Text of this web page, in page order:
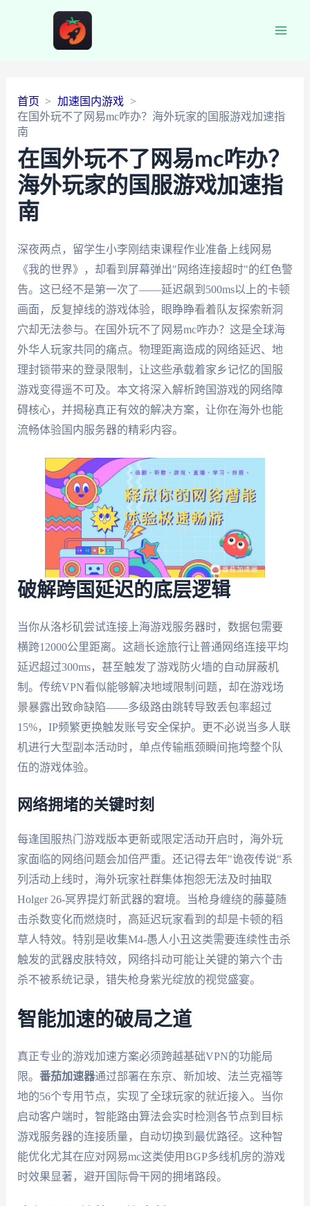
首页
加速国内游戏
在国外玩不了网易mc咋办？海外玩家的国服游戏加速指
南
在国外玩不了网易mc咋办？
海外玩家的国服游戏加速指
南
深夜两点，留学生小李刚结束课程作业准备上线网易
《我的世界》，却看到屏幕弹出"网络连接超时"的红色警
告。这已经不是第一次了——延迟飙到500ms以上的卡顿
画面，反复掉线的游戏体验，眼睁睁看着队友探索新洞
穴却无法参与。在国外玩不了网易mc咋办？这是全球海
外华人玩家共同的痛点。物理距离造成的网络延迟、地
理封锁带来的登录限制，让这些承载着家乡记忆的国服
游戏变得遥不可及。本文将深入解析跨国游戏的网络障
碍核心，并揭秘真正有效的解决方案，让你在海外也能
流畅体验国内服务器的精彩内容。
破解跨国延迟的底层逻辑
当你从洛杉矶尝试连接上海游戏服务器时，数据包需要
横跨12000公里距离。这趟长途旅行让普通网络连接平均
延迟超过300ms，甚至触发了游戏防火墙的自动屏蔽机
制。传统VPN看似能够解决地域限制问题，却在游戏场
景暴露出致命缺陷——多级路由跳转导致丢包率超过
15%，IP频繁更换触发账号安全保护。更不必说当多人联
机进行大型副本活动时，单点传输瓶颈瞬间拖垮整个队
伍的游戏体验。
网络拥堵的关键时刻
每逢国服热门游戏版本更新或限定活动开启时，海外玩
家面临的网络问题会加倍严重。还记得去年"诡夜传说"系
列活动上线时，海外玩家社群集体抱怨无法及时抽取
Holger 26-冥界提灯新武器的窘境。当枪身缠绕的藤蔓随
击杀数变化而燃烧时，高延迟玩家看到的却是卡顿的稻
草人特效。特别是收集M4-愚人小丑这类需要连续性击杀
触发的武器皮肤特效，网络抖动可能让关键的第六个击
杀不被系统记录，错失枪身紫光绽放的视觉盛宴。
智能加速的破局之道
真正专业的游戏加速方案必须跨越基础VPN的功能局
限。 番茄加速器通过部署在东京、新加坡、法兰克福等
地的56个专用节点，实现了全球玩家的就近接入。当你
启动客户端时，智能路由算法会实时检测各节点到目标
游戏服务器的连接质量，自动切换到最优路径。这种智
能优化尤其在应对网易mc这类使用BGP多线机房的游戏
时效果显著，避开国际骨干网的拥堵路段。